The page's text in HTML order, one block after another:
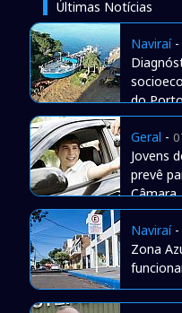
Últimas Notícias
Naviraí-
do
Geral -
Jovens
prevê
Câmara
Naviraí-
Zona